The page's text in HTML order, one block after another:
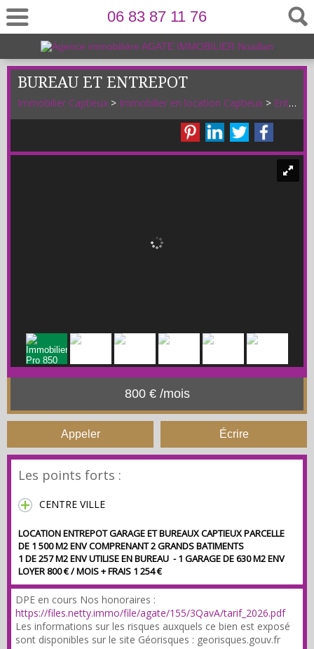
06 83 87 11 76
BUREAU ET ENTREPOT
Immobilier Captieux > Immobilier en location Captieux > Entrepôt en location Captieux
800 € /mois
Appeler Écrire
Les points forts :
CENTRE VILLE
LOCATION ENTREPOT GARAGE ET BUREAUX CAPTIEUX PARCELLE
DE 1 500 M2 ENV COMPRENANT 2 GRANDS BATIMENTS
1 DE 257 M2 ENV UTILISE EN BUREAU - 1 GARAGE DE 630 M2 ENV
LOYER 800 € / MOIS + FRAIS 1 254 €
DPE en cours Nos honoraires :
https://files.netty.immo/file/agate/155/3QavA/tarif_2026.pdf
Les informations sur les risques auxquels ce bien est exposé
sont disponibles sur le site Géorisques : georisques.gouv.fr